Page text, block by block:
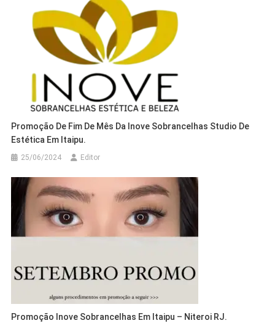
Promoção De Fim De Mês Da Inove Sobrancelhas Studio De
Estética Em Itaipu.
25/06/2024 Editor
Promoção Inove Sobrancelhas Em Itaipu – Niteroi RJ.